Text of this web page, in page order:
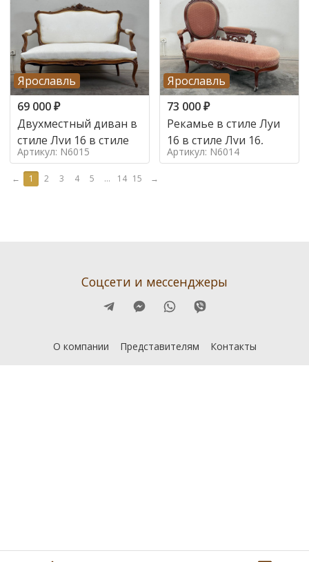
Ярославль
69 000₽
Двухместный диван в
стиле Луи 16 в стиле
Артикул: N6015
Ярославль
73 000₽
Рекамье в стиле Луи
16 в стиле Луи 16,
Артикул: N6014
← 1 2 3 4 5 ... 14 15 →
Соцсети и мессенджеры
О компании Представителям Контакты